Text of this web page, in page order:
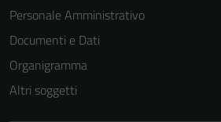
Personale Amministrativo
Documenti e Dati
Organigramma
Altri soggetti